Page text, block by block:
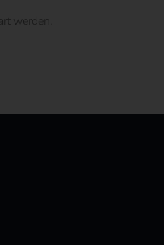
werden.